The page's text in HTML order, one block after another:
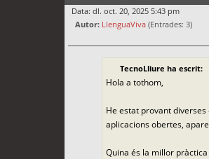
Data: dl. oct. 20, 2025 5:43 pm
Autor: LlenguaViva (Entrades: 3)
TecnoLliure ha escrit:
Hola a tothom,
He estat provant
aplicacions obertes,
Quina és la millor